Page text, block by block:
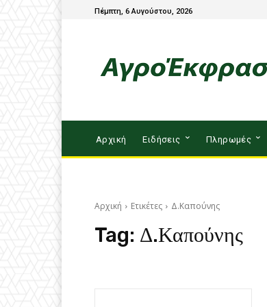
Πέμπτη, 6 Αυγούστου, 2026
Αρχική Ειδήσεις Πληρωμές
Αρχική Ετικέτες Δ.Καπούνης
Tag: Δ.Καπούνης